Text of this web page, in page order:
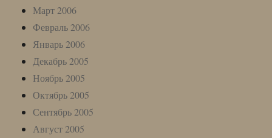
Март 2006
Февраль 2006
Январь 2006
Декабрь 2005
Ноябрь 2005
Октябрь 2005
Сентябрь 2005
Август 2005